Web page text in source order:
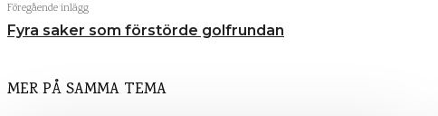
Föregående inlägg
Fyra saker som förstörde golfrundan
MER PÅ SAMMA TEMA